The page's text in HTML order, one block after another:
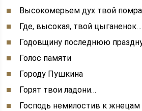
Высокомерьем дух твой
Где, высокая, твой цыганенок…
Годовщину последнюю
Голос памяти
Городу Пушкина
Горят твои ладони…
Господь немилостив к